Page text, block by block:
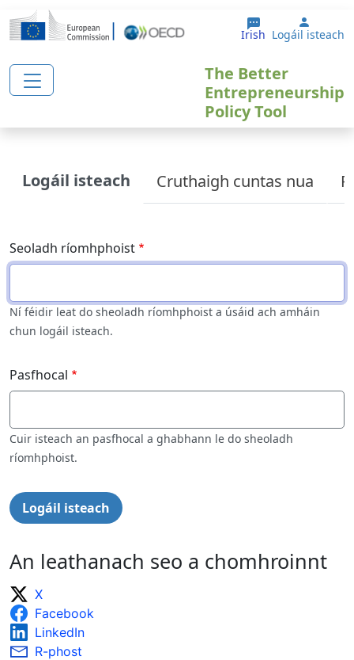
Skip to main content
Irish User
Logáil isteach
The Better
Entrepreneurship
Policy Tool
Primary tabs
Logáil isteach Cruthaigh cuntas nua
Seoladh ríomhphoist
Ní féidir leat do sheoladh ríomhphoist a úsáid ach amháin
chun logáil isteach.
Pasfhocal
Cuir isteach an pasfhocal a ghabhann le do sheoladh
ríomhphoist.
An leathanach seo a chomhroinnt
X
Facebook
LinkedIn
R-phost